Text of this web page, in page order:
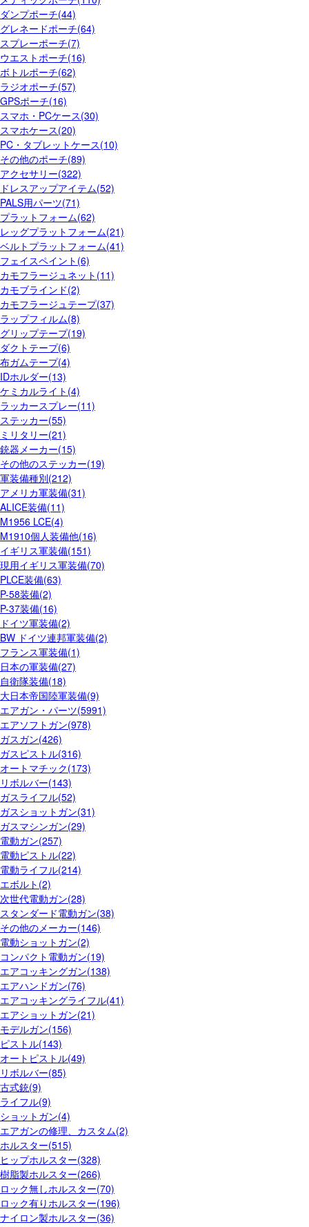
ダンプポーチ(44)
グレネードポーチ(64)
スプレーポーチ(7)
ウエストポーチ(16)
ボトルポーチ(62)
ラジオポーチ(57)
GPSポーチ(16)
スマホ・PCケース(30)
スマホケース(20)
PC・タブレットケース(10)
その他のポーチ(89)
アクセサリー(322)
ドレスアップアイテム(52)
PALS用パーツ(71)
プラットフォーム(62)
レッグプラットフォーム(21)
ベルトプラットフォーム(41)
フェイスペイント(6)
カモフラージュネット(11)
カモブラインド(2)
カモフラージュテープ(37)
ラップフィルム(8)
グリップテープ(19)
ダクトテープ(6)
布ガムテープ(4)
IDホルダー(13)
ケミカルライト(4)
ラッカースプレー(11)
ステッカー(55)
ミリタリー(21)
銃器メーカー(15)
その他のステッカー(19)
軍装備種別(212)
アメリカ軍装備(31)
ALICE装備(11)
M1956 LCE(4)
M1910個人装備他(16)
イギリス軍装備(151)
現用イギリス軍装備(70)
PLCE装備(63)
P-58装備(2)
P-37装備(16)
ドイツ軍装備(2)
BW ドイツ連邦軍装備(2)
フランス軍装備(1)
日本の軍装備(27)
自衛隊装備(18)
大日本帝国陸軍装備(9)
エアガン・パーツ(5991)
エアソフトガン(978)
ガスガン(426)
ガスピストル(316)
オートマチック(173)
リボルバー(143)
ガスライフル(52)
ガスショットガン(31)
ガスマシンガン(29)
電動ガン(257)
電動ピストル(22)
電動ライフル(214)
エボルト(2)
次世代電動ガン(28)
スタンダード電動ガン(38)
その他のメーカー(146)
電動ショットガン(2)
コンパクト電動ガン(19)
エアコッキングガン(138)
エアハンドガン(76)
エアコッキングライフル(41)
エアショットガン(21)
モデルガン(156)
ピストル(143)
オートピストル(49)
リボルバー(85)
古式銃(9)
ライフル(9)
ショットガン(4)
エアガンの修理、カスタム(2)
ホルスター(515)
ヒップホルスター(328)
樹脂製ホルスター(266)
ロック無しホルスター(70)
ロック有りホルスター(196)
ナイロン製ホルスター(36)